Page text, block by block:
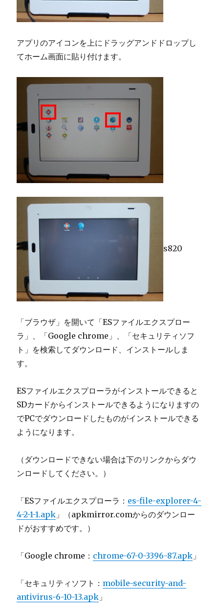
アプリのアイコンを上にドラッグアンドドロップし
てホーム画面に貼り付けます。
s820
「ブラウザ」を開いて「ESファイルエクスプロー
ラ」、「Google chrome」、「セキュリティソフ
ト」を検索してダウンロード、インストールしま
す。
ESファイルエクスプローラがインストールできると
SDカードからインストールできるようになりますの
でPCでダウンロードしたものがインストールできる
ようになります。
（ダウンロードできない場合は下のリンクからダウ
ンロードしてください。）
「ESファイルエクスプローラ： es-file-explorer-4-
4-2-1-1.apk 」（apkmirror.comからのダウンロー
ドがおすすめです。）
「Google chrome： chrome-67-0-3396-87.apk 」
「セキュリティソフト： mobile-security-and-
antivirus-6-10-13.apk 」